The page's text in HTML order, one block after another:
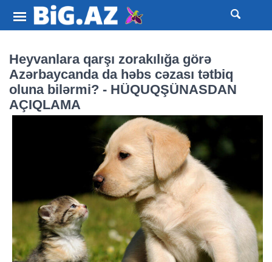
Heyvanlara qarşı zorakılığa görə
Azərbaycanda da həbs cəzası tətbiq
oluna bilərmi? - HÜQUQŞÜNASDAN
AÇIQLAMA